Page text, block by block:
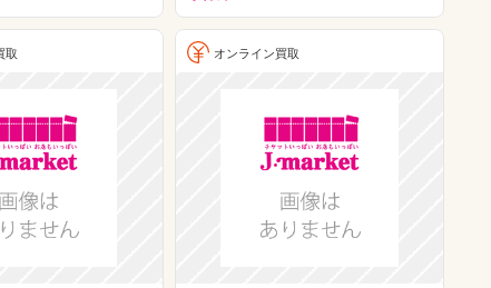
取 オンライン買取